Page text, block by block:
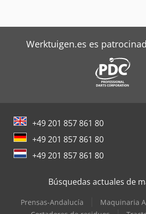
Werktuigen.es es
+49 201 857 861 80
+49 201 857 861 80
+49 201 857 861 80
Búsquedas actuales de
Prensas-Andalucía
Maquinaria